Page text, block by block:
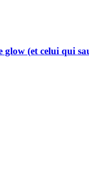
(et celui qui